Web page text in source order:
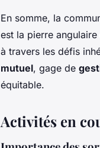
En somme, la
est la pierre
à travers les défis
mutuel, gage de
équitable.
Activités en